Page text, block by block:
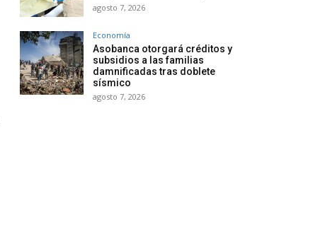
agosto 7, 2026
Economía
Asobanca otorgará créditos y
subsidios a las familias
damnificadas tras doblete
sísmico
agosto 7, 2026